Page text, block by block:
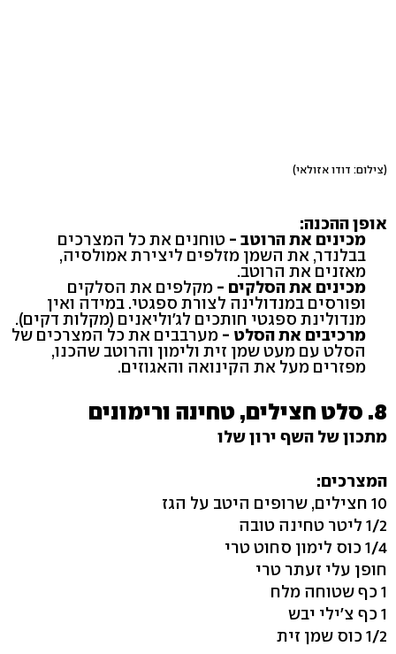
(צילום: דודו אזולאי)
אופן ההכנה:
מכינים את הרוטב - טוחנים את כל המצרכים
בבלנדר, את השמן מזלפים ליצירת אמולסיה,
מאזנים את הרוטב.
מכינים את הסלקים - מקלפים את הסלקים
ופורסים במנדולינה לצורת ספגטי. במידה ואין
מנדולינת ספגטי חותכים לג'וליאנים (מקלות דקים).
מרכיבים את הסלט - מערבבים את כל המצרכים של
הסלט עם מעט שמן זית ולימון והרוטב שהכנו,
מפזרים מעל את הקינואה והאגוזים.
8. סלט חצילים, טחינה ורימונים
מתכון של השף ירון שלו
המצרכים:
10 חצילים, שרופים היטב על הגז
1/2 ליטר טחינה טובה
1/4 כוס לימון סחוט טרי
חופן עלי זעתר טרי
1 כף שטוחה מלח
1 כף צ'ילי יבש
1/2 כוס שמן זית